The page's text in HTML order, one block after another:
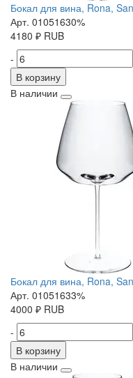
Бокал для вина, Rona,
Арт. 01051630%
4180 ₽ RUB
-
В корзину
В наличии
Бокал для вина, Rona,
Арт. 01051633%
4000 ₽ RUB
-
В корзину
В наличии